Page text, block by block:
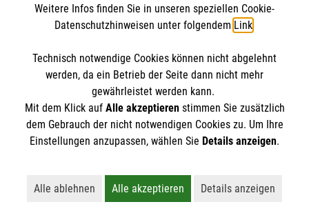
Weitere Infos finden Sie in unseren speziellen Cookie-
Datenschutzhinweisen unter folgendem Link.
Technisch notwendige Cookies können nicht abgelehnt
werden, da ein Betrieb der Seite dann nicht mehr
gewährleistet werden kann.
Mit dem Klick auf Alle akzeptierenstimmen Sie zusätzlich
dem Gebrauch der nicht notwendigen Cookies zu. Um Ihre
Einstellungen anzupassen, wählen Sie Details anzeigen.
Alle ablehnen
Lehnt alle nicht-essentiellen Cookies ab
Alle akzeptieren
Akzeptiert alle Cookies
Details anzeigen